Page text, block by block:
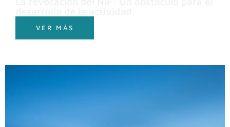
VER MÁS